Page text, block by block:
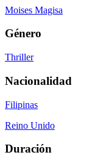
Moises Magisa
Género
Thriller
Nacionalidad
Filipinas
Reino Unido
Duración